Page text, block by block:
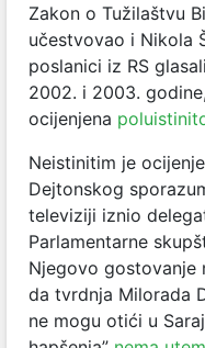
Zakon o Tužilaštvu
učestvovao i Nikola
poslanici iz RS
2002. i 2003.
ocijenjena
Neistinitim je
Dejtonskog
televiziji iznio
Parlamentarne
Njegovo gostovanje
da tvrdnja Milorada
ne mogu otići u